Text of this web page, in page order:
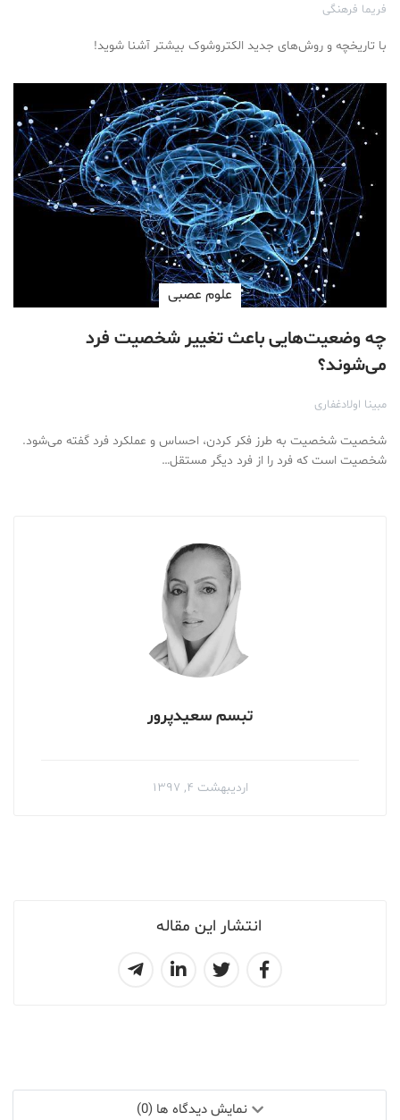
انتشار این مقاله
فریما فرهنگی
با تاریخچه و روش‌های جدید الکتروشوک بیشتر آشنا شوید!
علوم عصبی
چه وضعیت‌هایی باعث تغییر شخصیت فرد
می‌شوند؟
مبینا اولادغفاری
شخصیت شخصیت به طرز فکر کردن، احساس و عملکرد فرد گفته می‌شود.
شخصیت است که فرد را از فرد دیگر مستقل…
تبسم سعیدپرور
اردیبهشت ۴, ۱۳۹۷
نمایش دیدگاه ها (0)